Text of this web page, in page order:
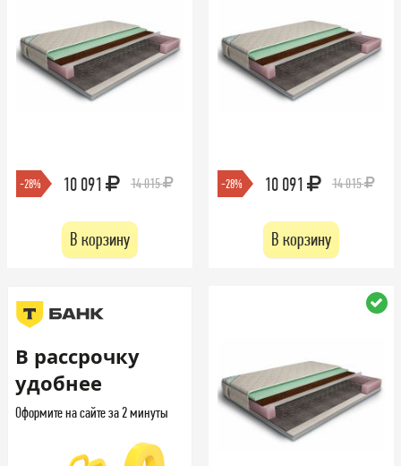
-28% 10 091 14 015
В корзину
-28% 10 091 14 015
В корзину
В рассрочку
удобнее
Оформите на сайте за 2 минуты